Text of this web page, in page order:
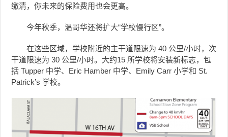
缴清，你未来的保险费用也会更高。
今年秋季，温哥华还将扩大“学校慢行区”。
在这些区域，学校附近的主干道限速为 40 公里/小时，次
干道限速为 30 公里/小时。大约15 所学校将安装新标志，包
括 Tupper 中学、Eric Hamber 中学、Emily Carr 小学和 St.
Patrick’s 学校。